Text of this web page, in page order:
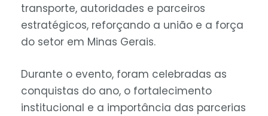
transporte, autoridades e parceiros
estratégicos, reforçando a união e a força
do setor em Minas Gerais.
Durante o evento, foram celebradas as
conquistas do ano, o fortalecimento
institucional e a importância das parcerias